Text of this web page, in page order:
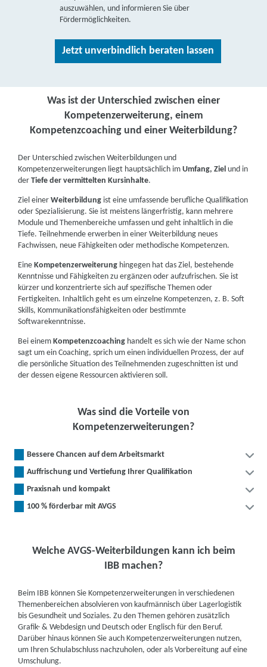
auszuwählen, und informieren Sie über
Fördermöglichkeiten.
Jetzt unverbindlich beraten lassen
Was ist der Unterschied zwischen einer
Kompetenzerweiterung, einem
Kompetenzcoaching und einer Weiterbildung?
Der Unterschied zwischen Weiterbildungen und
Kompetenzerweiterungen liegt hauptsächlich imUmfang, Zielund in
derTiefe der vermittelten Kursinhalte.
Ziel einerWeiterbildung ist eine umfassende berufliche Qualifikation
oder Spezialisierung. Sie ist meistens längerfristig, kann mehrere
Module und Themenbereiche umfassen und geht inhaltlich in die
Tiefe. Teilnehmende erwerben in einer Weiterbildung neues
Fachwissen, neue Fähigkeiten oder methodische Kompetenzen.
EineKompetenzerweiterung hingegen hat das Ziel, bestehende
Kenntnisse und Fähigkeiten zu ergänzen oder aufzufrischen. Sie ist
kürzer und konzentrierte sich auf spezifische Themen oder
Fertigkeiten. Inhaltlich geht es um einzelne Kompetenzen, z. B. Soft
Skills, Kommunikationsfähigkeiten oder bestimmte
Softwarekenntnisse.
Bei einemKompetenzcoaching handelt es sich wie der Name schon
sagt um ein Coaching, sprich um einen individuellen Prozess, der auf
die persönliche Situation des Teilnehmenden zugeschnitten ist und
der dessen eigene Ressourcen aktivieren soll.
Was sind die Vorteile von
Kompetenzerweiterungen?
Bessere Chancen auf dem Arbeitsmarkt
Auffrischung und Vertiefung Ihrer Qualifikation
Praxisnah und kompakt
100 % förderbar mit AVGS
Welche AVGS-Weiterbildungen kann ich beim
IBB machen?
Beim IBB können Sie Kompetenzerweiterungen in verschiedenen
Themenbereichen absolvieren von kaufmännisch über Lagerlogistik
bis Gesundheit und Soziales. Zu den Themen gehören zusätzlich
Grafik- & Webdesign und Deutsch oder Englisch für den Beruf.
Darüber hinaus können Sie auch Kompetenzerweiterungen nutzen,
um Ihren Schulabschluss nachzuholen, oder als Vorbereitung auf eine
Umschulung.